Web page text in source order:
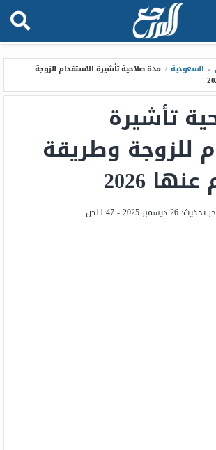
، السعودية / مدة صلاحية تأشيرة الاستقدام للزوجة
تأشيرة
للزوجة وطريقة
2026
تحديث: 26 ديسمبر 2025 - 11:47ص